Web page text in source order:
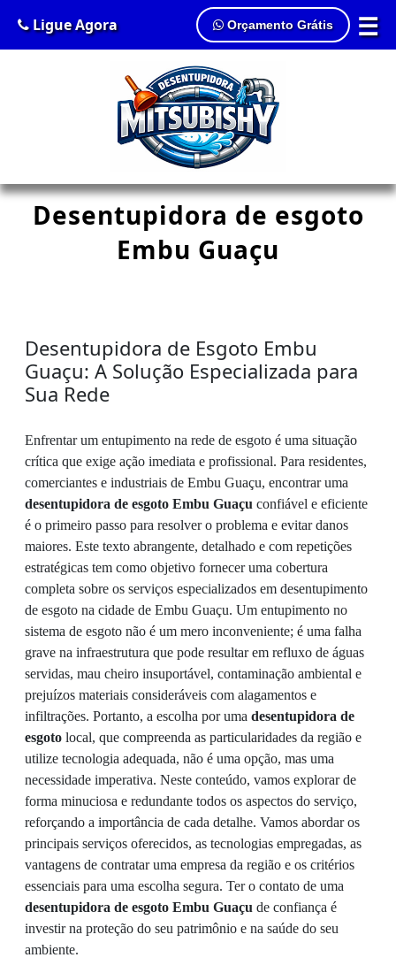
☰
Ligue Agora Orçamento Grátis
Desentupidora de esgoto
Embu Guaçu
Desentupidora de Esgoto Embu
Guaçu: A Solução Especializada para
Sua Rede
Enfrentar um entupimento na rede de esgoto é uma situação
crítica que exige ação imediata e profissional. Para residentes,
comerciantes e industriais de Embu Guaçu, encontrar uma
desentupidora de esgoto Embu Guaçu confiável e eficiente
é o primeiro passo para resolver o problema e evitar danos
maiores. Este texto abrangente, detalhado e com repetições
estratégicas tem como objetivo fornecer uma cobertura
completa sobre os serviços especializados em desentupimento
de esgoto na cidade de Embu Guaçu. Um entupimento no
sistema de esgoto não é um mero inconveniente; é uma falha
grave na infraestrutura que pode resultar em refluxo de águas
servidas, mau cheiro insuportável, contaminação ambiental e
prejuízos materiais consideráveis com alagamentos e
infiltrações. Portanto, a escolha por uma desentupidora de
esgoto local, que compreenda as particularidades da região e
utilize tecnologia adequada, não é uma opção, mas uma
necessidade imperativa. Neste conteúdo, vamos explorar de
forma minuciosa e redundante todos os aspectos do serviço,
reforçando a importância de cada detalhe. Vamos abordar os
principais serviços oferecidos, as tecnologias empregadas, as
vantagens de contratar uma empresa da região e os critérios
essenciais para uma escolha segura. Ter o contato de uma
desentupidora de esgoto Embu Guaçu de confiança é
investir na proteção do seu patrimônio e na saúde do seu
ambiente.